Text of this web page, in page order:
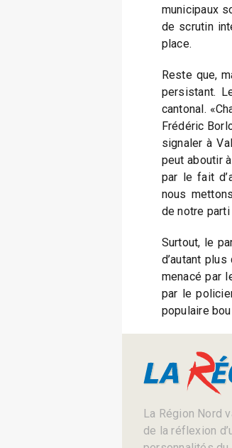
municipaux
de scrutin
place.
Reste que,
persistant.
cantonal.
Frédéric
signaler à
peut aboutir
par le fait
nous
de notre
Surtout, le
d’autant
menacé par
par le
populaire
La Région Nord
de la réflexion